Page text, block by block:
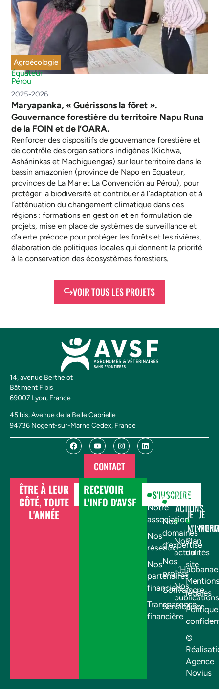
Agroécologie
Équateur
Pérou
2025-2026
Maryapanka, « Guérissons la fôret ».
Gouvernance forestière du territoire Napu Runa
de la FOIN et de l’OARA.
Renforcer des dispositifs de gouvernance forestière et
de contrôle des organisations indigènes (Kichwa,
Asháninkas et Machiguengas) sur leur territoire dans le
bassin amazonien (province de Napo en Equateur,
provinces de La Mar et La Convención au Pérou), pour
protéger la biodiversité et contribuer à l’adaptation et à
l’atténuation du changement climatique dans ces
régions : formations en gestion et en formulation de
projets, mise en place de systèmes de surveillance et
d’alerte précoce pour protéger les forêts et les rivières,
élaboration de politiques locales qui donnent la priorité
à la conservation des écosystèmes forestiers.
VOIR TOUS LES PROJETS
14, avenue Berthelot
Bâtiment F bis
69007 Lyon, France
45 bis, Avenue de la Belle Gabrielle
94736 Nogent-sur-Marne Cedex, France
CONTACT
ÊTRE À LEUR
CÔTÉ, TOUTE
L'ANNÉE
DONNER
RECEVOIR
L'INFO D'AVSF
S'INSCRIRE
AVSF
Notre
association
Nos
réseaux
Nos
partenaires
financiers
Transparence
financière
NOS
ACTIONS
Nos
domaines
d’expertise
Nos
projets
Convaincre
Sensibiliser
JE
Nos
actualités
L’Habbanae
Nos
publications
JE
Plan
du
site
Mentions
légales
©
Agence
Novius